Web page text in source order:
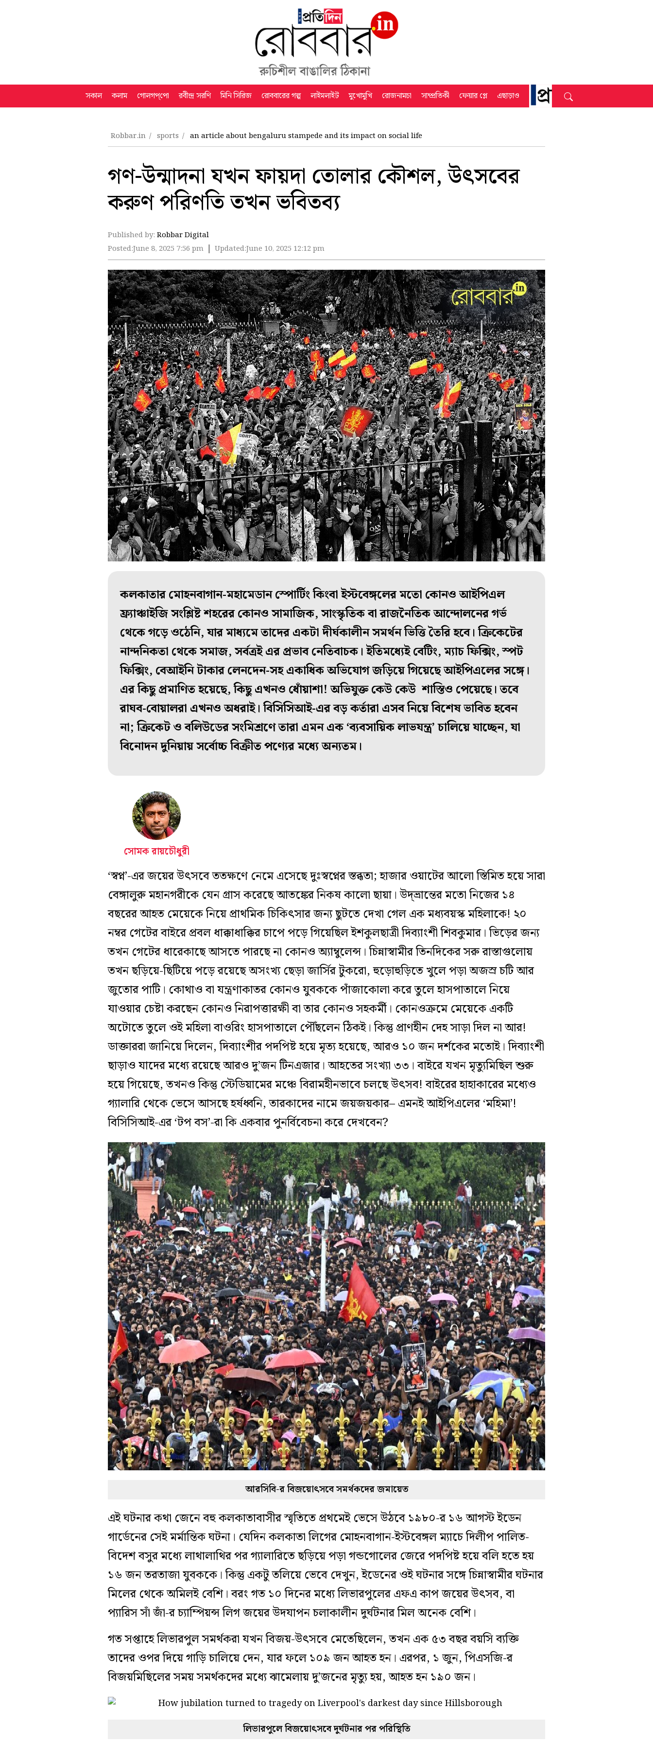
সকাল কলাম গোলগপ্‌পো রবীন্দ্র সরণি মিনি সিরিজ রোববারের গল্প লাইমলাইট মুখোমুখি রোজনামচা সাম্প্রতিকী ফেয়ার প্লে এছাড়াও
Robbar.in sports an article about bengaluru stampede and its impact on social life
গণ-উন্মাদনা যখন ফায়দা তোলার কৌশল, উৎসবের
করুণ পরিণতি তখন ভবিতব্য
Published by: Robbar Digital
Posted:June 8, 2025 7:56 pm Updated:June 10, 2025 12:12 pm
কলকাতার মোহনবাগান-মহামেডান স্পোর্টিং কিংবা ইস্টবেঙ্গলের মতো কোনও আইপিএল
ফ্র্যাঞ্চাইজি সংশ্লিষ্ট শহরের কোনও সামাজিক, সাংস্কৃতিক বা রাজনৈতিক আন্দোলনের গর্ভ
থেকে গড়ে ওঠেনি, যার মাধ্যমে তাদের একটা দীর্ঘকালীন সমর্থন ভিত্তি তৈরি হবে। ক্রিকেটের
নান্দনিকতা থেকে সমাজ, সর্বত্রই এর প্রভাব নেতিবাচক। ইতিমধ্যেই বেটিং, ম্যাচ ফিক্সিং, স্পট
ফিক্সিং, বেআইনি টাকার লেনদেন-সহ একাধিক অভিযোগ জড়িয়ে গিয়েছে আইপিএলের সঙ্গে।
এর কিছু প্রমাণিত হয়েছে, কিছু এখনও ধোঁয়াশা! অভিযুক্ত কেউ কেউ শাস্তিও পেয়েছে। তবে
রাঘব-বোয়ালরা এখনও অধরাই। বিসিসিআই-এর বড় কর্তারা এসব নিয়ে বিশেষ ভাবিত হবেন
না; ক্রিকেট ও বলিউডের সংমিশ্রণে তারা এমন এক ‘ব্যবসায়িক লাভযন্ত্র’ চালিয়ে যাচ্ছেন, যা
বিনোদন দুনিয়ায় সর্বোচ্চ বিক্রীত পণ্যের মধ্যে অন্যতম।
সোমক রায়চৌধুরী
‘স্বপ্ন’-এর জয়ের উৎসবে ততক্ষণে নেমে এসেছে দুঃস্বপ্নের স্তব্ধতা; হাজার ওয়াটের আলো স্তিমিত হয়ে সারা
বেঙ্গালুরু মহানগরীকে যেন গ্রাস করেছে আতঙ্কের নিকষ কালো ছায়া। উদ্‌ভ্রান্তের মতো নিজের ১৪
বছরের আহত মেয়েকে নিয়ে প্রাথমিক চিকিৎসার জন্য ছুটতে দেখা গেল এক মধ্যবয়স্ক মহিলাকে! ২০
নম্বর গেটের বাইরে প্রবল ধাক্কাধাক্কির চাপে পড়ে গিয়েছিল ইশকুলছাত্রী দিব্যাংশী শিবকুমার। ভিড়ের জন্য
তখন গেটের ধারেকাছে আসতে পারছে না কোনও অ্যাম্বুলেন্স। চিন্নাস্বামীর তিনদিকের সরু রাস্তাগুলোয়
তখন ছড়িয়ে-ছিটিয়ে পড়ে রয়েছে অসংখ্য ছেড়া জার্সির টুকরো, হুড়োহুড়িতে খুলে পড়া অজস্র চটি আর
জুতোর পাটি। কোথাও বা যন্ত্রণাকাতর কোনও যুবককে পাঁজাকোলা করে তুলে হাসপাতালে নিয়ে
যাওয়ার চেষ্টা করছেন কোনও নিরাপত্তারক্ষী বা তার কোনও সহকর্মী। কোনওক্রমে মেয়েকে একটি
অটোতে তুলে ওই মহিলা বাওরিং হাসপাতালে পৌঁছলেন ঠিকই। কিন্তু প্রাণহীন দেহ সাড়া দিল না আর!
ডাক্তাররা জানিয়ে দিলেন, দিব্যাংশীর পদপিষ্ট হয়ে মৃত্য হয়েছে, আরও ১০ জন দর্শকের মতোই। দিব্যাংশী
ছাড়াও যাদের মধ্যে রয়েছে আরও দু’জন টিনএজার। আহতের সংখ্যা ৩৩। বাইরে যখন মৃত্যুমিছিল শুরু
হয়ে গিয়েছে, তখনও কিন্তু স্টেডিয়ামের মঞ্চে বিরামহীনভাবে চলছে উৎসব! বাইরের হাহাকারের মধ্যেও
গ্যালারি থেকে ভেসে আসছে হর্ষধ্বনি, তারকাদের নামে জয়জয়কার– এমনই আইপিএলের ‘মহিমা’!
বিসিসিআই-এর ‘টপ বস’-রা কি একবার পুনর্বিবেচনা করে দেখবেন?
আরসিবি-র বিজয়োৎসবে সমর্থকদের জমায়েত
এই ঘটনার কথা জেনে বহু কলকাতাবাসীর স্মৃতিতে প্রথমেই ভেসে উঠবে ১৯৮০-র ১৬ আগস্ট ইডেন
গার্ডেনের সেই মর্মান্তিক ঘটনা। যেদিন কলকাতা লিগের মোহনবাগান-ইস্টবেঙ্গল ম্যাচে দিলীপ পালিত-
বিদেশ বসুর মধ্যে লাথালাথির পর গ্যালারিতে ছড়িয়ে পড়া গন্ডগোলের জেরে পদপিষ্ট হয়ে বলি হতে হয়
১৬ জন তরতাজা যুবককে। কিন্তু একটু তলিয়ে ভেবে দেখুন, ইডেনের ওই ঘটনার সঙ্গে চিন্নাস্বামীর ঘটনার
মিলের থেকে অমিলই বেশি। বরং গত ১০ দিনের মধ্যে লিভারপুলের এফএ কাপ জয়ের উৎসব, বা
প্যারিস সাঁ জাঁ-র চ্যাম্পিয়ন্স লিগ জয়ের উদযাপন চলাকালীন দুর্ঘটনার মিল অনেক বেশি।
গত সপ্তাহে লিভারপুল সমর্থকরা যখন বিজয়-উৎসবে মেতেছিলেন, তখন এক ৫৩ বছর বয়সি ব্যক্তি
তাদের ওপর দিয়ে গাড়ি চালিয়ে দেন, যার ফলে ১০৯ জন আহত হন। এরপর, ১ জুন, পিএসজি-র
বিজয়মিছিলের সময় সমর্থকদের মধ্যে ঝামেলায় দু’জনের মৃত্যু হয়, আহত হন ১৯০ জন।
লিভারপুলে বিজয়োৎসবে দুর্ঘটনার পর পরিস্থিতি